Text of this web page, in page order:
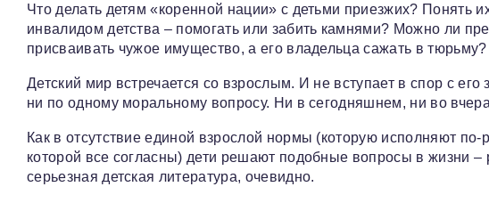
Что делать детям «коренной нации» с детьми приезжих? Понять
инвалидом детства – помогать или забить камнями? Можно ли
присваивать чужое имущество, а его владельца сажать в
Детский мир встречается со взрослым. И не вступает в спор с
ни по одному моральному вопросу. Ни в сегодняшнем, ни во
Как в отсутствие единой взрослой нормы (которую исполняют
которой все согласны) дети решают подобные вопросы в жизни –
серьезная детская литература, очевидно.